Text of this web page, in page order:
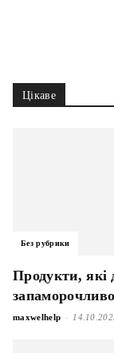
Цікаве
Без рубрики
Продукти, які
запаморочливо
maxwelhelp -